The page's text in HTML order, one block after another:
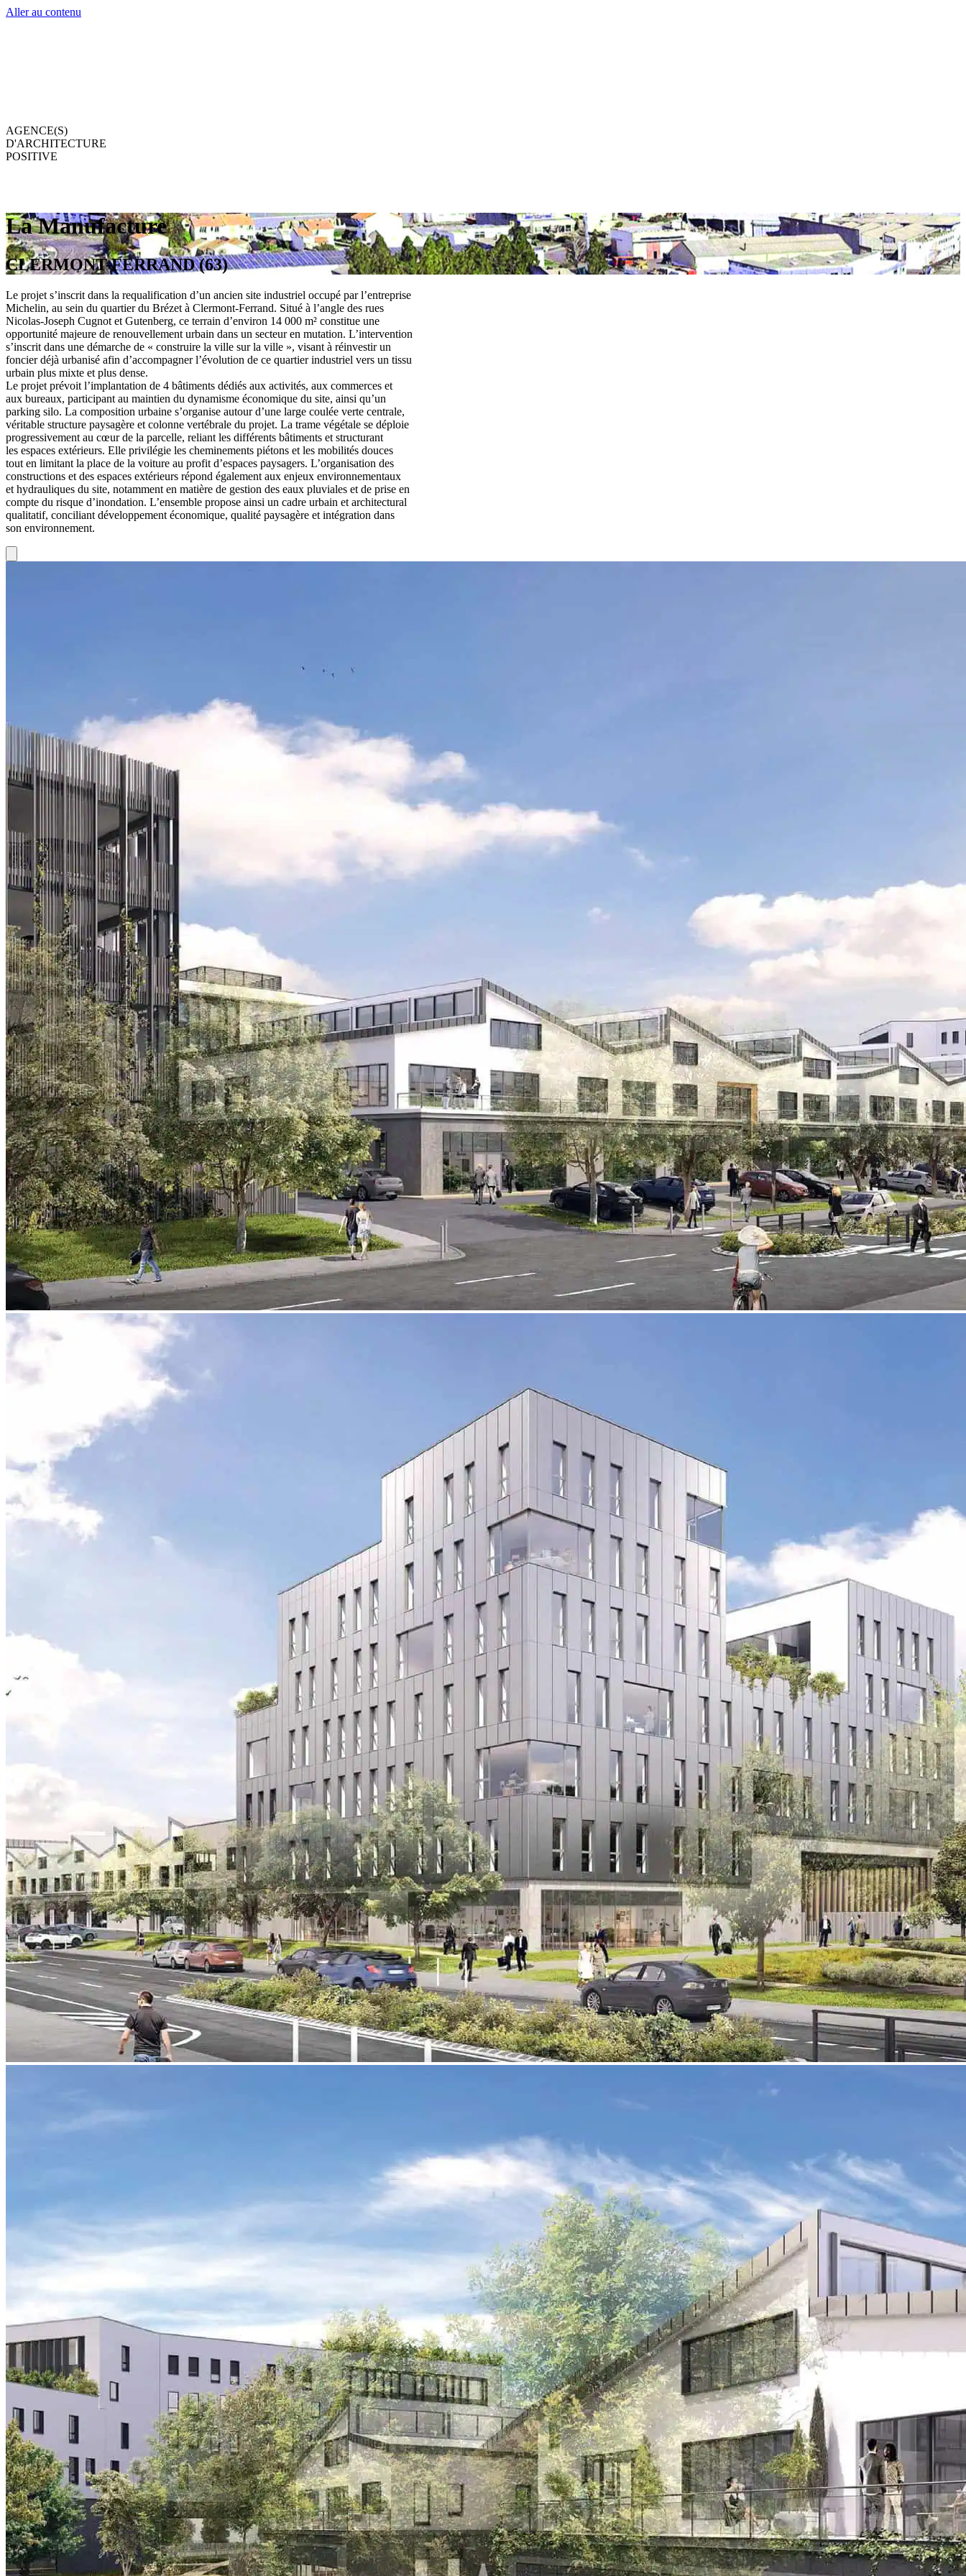
Aller au contenu
AGENCE(S)
D'ARCHITECTURE
POSITIVE
La Manufacture
CLERMONT-FERRAND (63)
Le projet s’inscrit dans la requalification d’un ancien site industriel occupé par l’entreprise
Michelin, au sein du quartier du Brézet à Clermont-Ferrand. Situé à l’angle des rues
Nicolas-Joseph Cugnot et Gutenberg, ce terrain d’environ 14 000 m² constitue une
opportunité majeure de renouvellement urbain dans un secteur en mutation. L’intervention
s’inscrit dans une démarche de « construire la ville sur la ville », visant à réinvestir un
foncier déjà urbanisé afin d’accompagner l’évolution de ce quartier industriel vers un tissu
urbain plus mixte et plus dense.
Le projet prévoit l’implantation de 4 bâtiments dédiés aux activités, aux commerces et
aux bureaux, participant au maintien du dynamisme économique du site, ainsi qu’un
parking silo. La composition urbaine s’organise autour d’une large coulée verte centrale,
véritable structure paysagère et colonne vertébrale du projet. La trame végétale se déploie
progressivement au cœur de la parcelle, reliant les différents bâtiments et structurant
les espaces extérieurs. Elle privilégie les cheminements piétons et les mobilités douces
tout en limitant la place de la voiture au profit d’espaces paysagers. L’organisation des
constructions et des espaces extérieurs répond également aux enjeux environnementaux
et hydrauliques du site, notamment en matière de gestion des eaux pluviales et de prise en
compte du risque d’inondation. L’ensemble propose ainsi un cadre urbain et architectural
qualitatif, conciliant développement économique, qualité paysagère et intégration dans
son environnement.